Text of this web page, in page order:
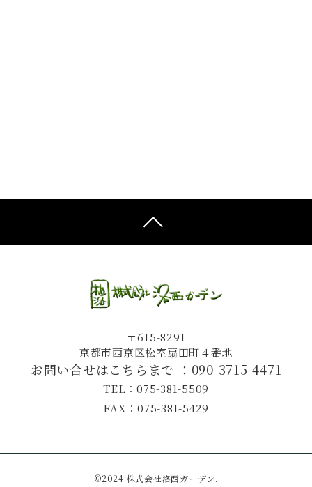
〒615-8291
京都市西京区松室扇田町４番地
お問い合せはこちらまで ： 090-3715-4471
TEL：075-381-5509
FAX：075-381-5429
©2024 株式会社洛西ガーデン.